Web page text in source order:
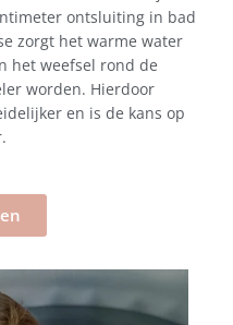
ontsluiting in bad
zorgt het warme water
het weefsel rond de
worden. Hierdoor
en is de kans op